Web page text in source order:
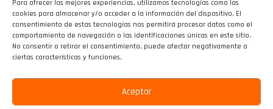
Para ofrecer las mejores experiencias, utilizamos tecnologías como las
cookies para almacenar y/o acceder a la información del dispositivo. El
consentimiento de estas tecnologías nos permitirá procesar datos como el
comportamiento de navegación o las identificaciones únicas en este sitio.
No consentir o retirar el consentimiento, puede afectar negativamente a
ciertas características y funciones.
Aceptar
Email:
info@turolensedemaquinaria.com
www.turolensedemaquinaria.com

